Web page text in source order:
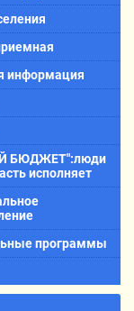
информация
БЮДЖЕТ":люди
исполняет
программы